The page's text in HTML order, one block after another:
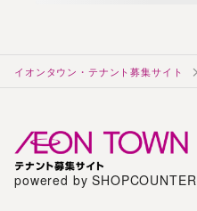
イオンタウン・テナント募集サイト
powered by SHOPCOUNTER